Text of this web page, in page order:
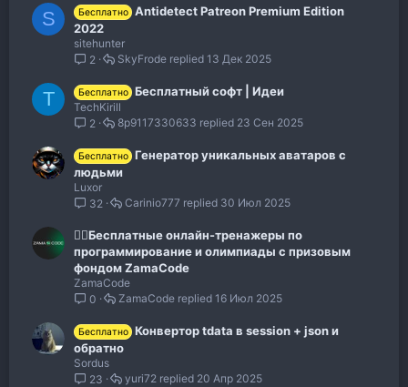
S Бесплатно Antidetect Patreon Premium Edition
2022
sitehunter
2
13 Дек 2025
SkyFrode
T Бесплатно Бесплатный софт | Идеи
TechKirill
2
23 Сен 2025
8p9117330633
Бесплатно Генератор уникальных аватаров с
людьми
Luxor
32
30 Июл 2025
Carinio777
🙋‍♂️Бесплатные онлайн-тренажеры по
программирование и олимпиады с призовым
фондом ZamaCode
ZamaCode
0
16 Июл 2025
ZamaCode
Бесплатно Конвертор tdata в session + json и
обратно
Sordus
23
20 Апр 2025
yuri72